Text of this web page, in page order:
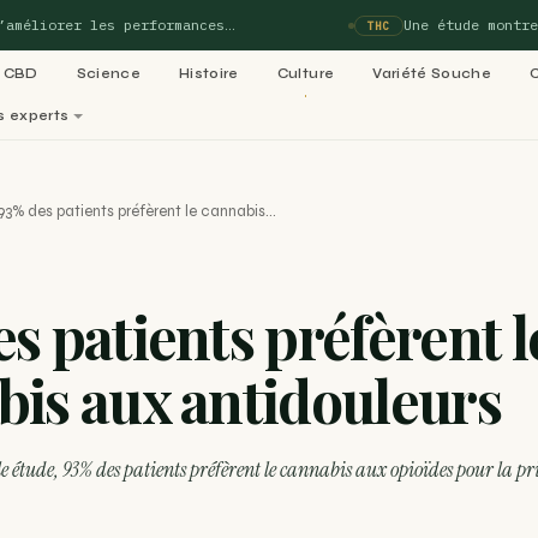
les performances… Une étude montre
CBD Science Histoire Culture Variété Souche
experts
: Variétés cannabis : le
05
Légalisation cannabis
dans le
06
99… ACTU
des patients préfèrent le cannabis…
patients préfèrent
aux antidouleurs
étude, 93% des patients préfèrent le cannabis aux opioïdes pour la